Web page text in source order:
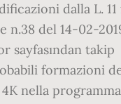
dalla L. 11
n.38 del 14-02-
sayfasından takip
formazioni
nella